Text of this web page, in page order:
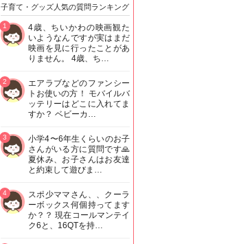
子育て・グッズ人気の質問ランキング
4歳、ちいかわの映画観た
いようなんですが実はまだ
映画を見に行ったことがあ
りません。 4歳、ち…
1
エアラブなどのファンシー
トお使いの方！ モバイルバ
ッテリーはどこに入れてま
すか？ ベビーカ…
2
小学4〜6年生くらいのお子
さんがいる方に質問です🙏
夏休み、お子さんはお友達
と約束して遊びま…
3
スポ少ママさん、、クーラ
ーボックス何個持ってます
か？？ 現在コールマンテイ
ク6と、16QTを持…
4